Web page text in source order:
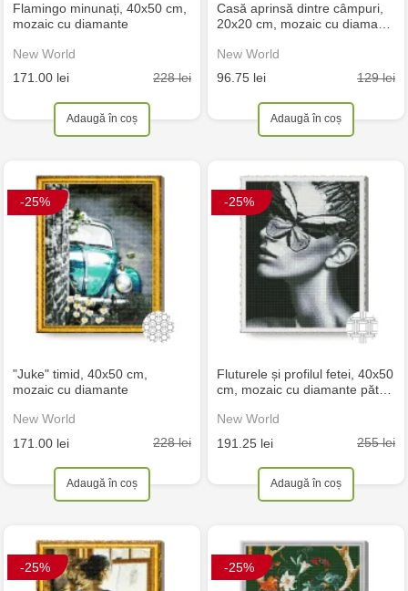
Flamingo minunați, 40x50 cm,
mozaic cu diamante
New World
171.00 lei
228 lei
Adaugă în coș
Casă aprinsă dintre câmpuri,
20x20 cm, mozaic cu diama…
New World
96.75 lei
129 lei
Adaugă în coș
-25%
"Juke" timid, 40x50 cm,
mozaic cu diamante
New World
171.00 lei
228 lei
Adaugă în coș
-25%
Fluturele și profilul fetei, 40x50
cm, mozaic cu diamante păt…
New World
191.25 lei
255 lei
Adaugă în coș
-25% -25%